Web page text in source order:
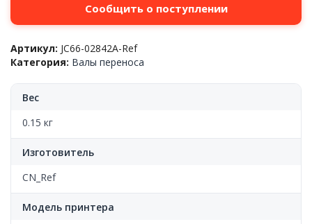
Сообщить о поступлении
Артикул: JC66-02842A-Ref
Категория: Валы переноса
Вес
0.15 кг
Изготовитель
CN_Ref
Модель принтера